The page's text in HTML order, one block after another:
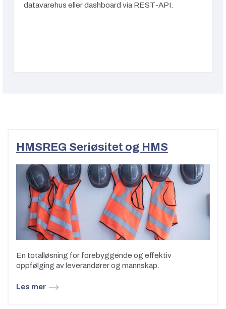
datavarehus eller dashboard via REST-API.
HMSREG Seriøsitet og HMS
En totalløsning for forebyggende og effektiv
oppfølging av leverandører og mannskap.
Les mer